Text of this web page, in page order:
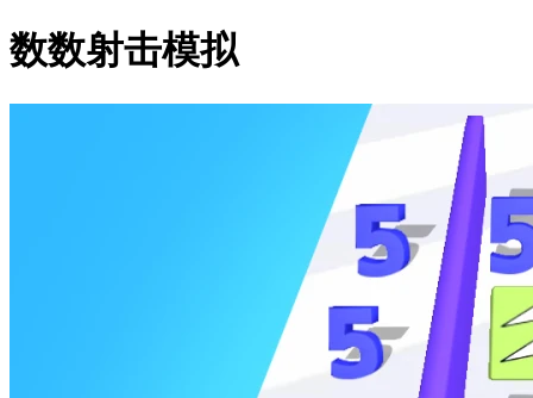
数数射击模拟